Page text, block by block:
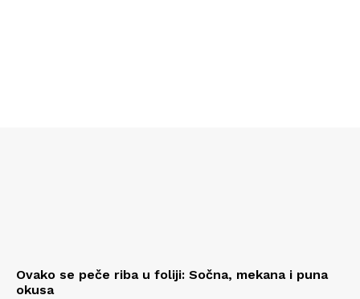
Ovako se peče riba u foliji: Sočna, mekana i puna
okusa